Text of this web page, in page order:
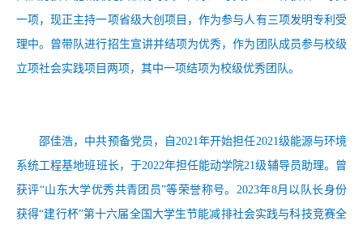
一项，现正主持一项省级大创项目，作为参与人有三项发明专利受
理中。曾带队进行招生宣讲并结项为优秀，作为团队成员参与校级
立项社会实践项目两项，其中一项结项为校级优秀团队。
邵佳浩，中共预备党员，自 2021年开始担任2021级能源与环境
系统工程基地班班长，于2022年担任能动学院21级辅导员助理。曾
获评“山东大学优秀共青团员”等荣誉称号。2023年8月以队长身份
获得“建行杯”第十六届全国大学生节能减排社会实践与科技竞赛全